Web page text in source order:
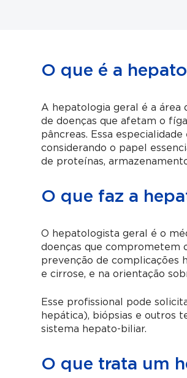
O que é a
A hepatologia geral é a área
de doenças que afetam o
pâncreas. Essa
considerando o papel
de proteínas,
O que faz a
O hepatologista geral é o
doenças que comprometem
prevenção de complicações
e cirrose, e na orientação
Esse profissional pode
hepática), biópsias e outros
sistema hepato-biliar.
O que trata um